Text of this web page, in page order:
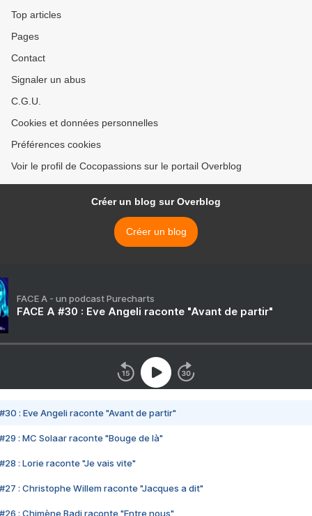
Top articles
Pages
Contact
Signaler un abus
C.G.U.
Cookies et données personnelles
Préférences cookies
Voir le profil de Cocopassions sur le portail Overblog
Créer un blog sur Overblog
Créer un blog
FACE A - un podcast Purecharts
FACE A #30 : Eve Angeli raconte "Avant de partir"
#30 : Eve Angeli raconte "Avant de partir"
#29 : MC Solaar raconte "Bouge de là"
#28 : Lorie raconte "Je vais vite"
#27 : Christophe Willem raconte "Jacques a dit"
#26 : Chimène Badi raconte "Entre nous"